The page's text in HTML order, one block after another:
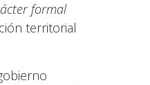
formal
territorial